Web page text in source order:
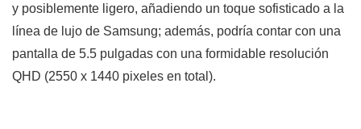
y posiblemente ligero, añadiendo un toque sofisticado a la
línea de lujo de Samsung; además, podría contar con una
pantalla de 5.5 pulgadas con una formidable resolución
QHD (2550 x 1440 pixeles en total).